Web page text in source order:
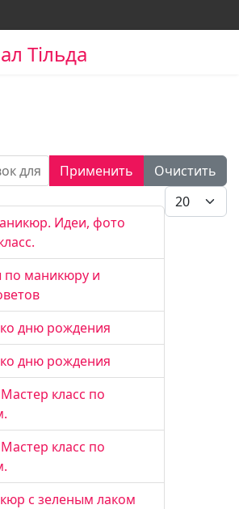
Тільда
для поиска...Применить
Очистить
Кол-во
Идеи, фото
по маникюру и
дню рождения
дню рождения
класс по
класс по
с зеленым лаком